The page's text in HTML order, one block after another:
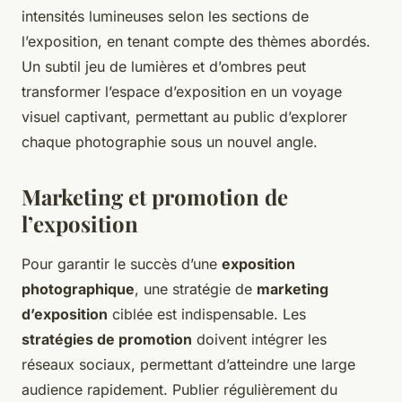
intensités lumineuses selon les sections de
l’exposition, en tenant compte des thèmes abordés.
Un subtil jeu de lumières et d’ombres peut
transformer l’espace d’exposition en un voyage
visuel captivant, permettant au public d’explorer
chaque photographie sous un nouvel angle.
Marketing et promotion de
l’exposition
Pour garantir le succès d’une exposition
photographique, une stratégie de marketing
d’exposition ciblée est indispensable. Les
stratégies de promotion doivent intégrer les
réseaux sociaux, permettant d’atteindre une large
audience rapidement. Publier régulièrement du